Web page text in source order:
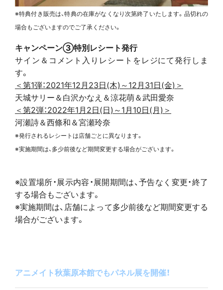
※特典付き販売は、特典の在庫がなくなり次第終了いたします。品切れの
場合もございますのでご了承ください。
キャンペーン③特別レシート発行
サイン＆コメント入りレシートをレジにて発行しま
す。
＜第1弾：2021年12月23日(木)～12月31日(金)＞
天城サリー＆白沢かなえ＆涼花萌＆武田愛奈
＜第2弾：2022年1月2日(日)～1月10日(月)＞
河瀬詩＆西條和＆宮瀬玲奈
※発行されるレシートは店舗ごとに異なります。
※実施期間は、多少前後など期間変更する場合がございます。
※設置場所・展示内容・展開期間は、予告なく変更・終了
する場合もございます。
※実施期間は、店舗によって多少前後など期間変更する
場合がございます。
アニメイト秋葉原本館でもパネル展を開催！